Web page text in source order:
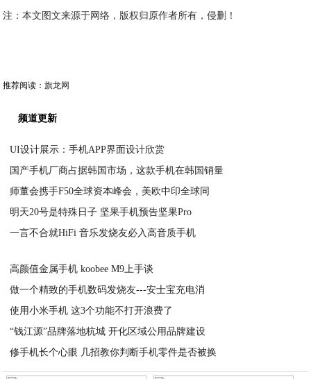
注：本文图文来源于网络，版权归原作者所有，侵删！
推荐阅读：旗龙网
频道更新
UI设计展示：手机APP界面设计欣赏
国产手机厂商占据韩国市场，这款手机在韩国销量
师董会携手F50全球资本峰会，美欧中印全球同
明天20号是特殊日子 坚果手机预告坚果Pro
一言不合就HiFi 音乐发烧友必入高音质手机
高颜值金属手机 koobee M9上手谈
做一个精致的手机数码发烧友---安士宝充电消
使用小米手机 这3个功能不打开浪费了
“钱江源”品牌落地杭城 开化区域公用品牌建设
修手机长个心眼 几招教你判断手机零件是否被换
2020-06-02